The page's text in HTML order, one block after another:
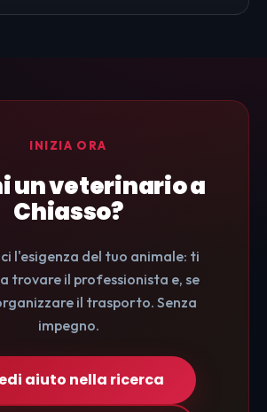
INIZIA ORA
un veterinario a
Chiasso?
l'esigenza del tuo animale: ti
trovare il professionista e, se
il trasporto. Senza
impegno.
aiuto nella ricerca